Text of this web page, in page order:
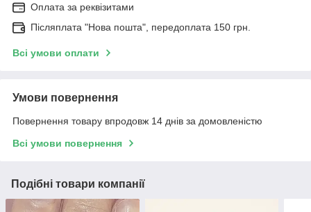
Оплата за реквізитами
Післяплата "Нова пошта", передоплата 150 грн.
Всі умови оплати
Умови повернення
Повернення товару впродовж 14 днів за домовленістю
Всі умови повернення
Подібні товари компанії